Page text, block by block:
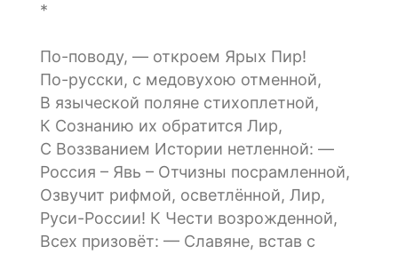
*
По-поводу, — откроем Ярых Пир!
По-русски, с медовухою отменной,
В языческой поляне стихоплетной,
К Сознанию их обратится Лир,
С Воззванием Истории нетленной: —
Россия – Явь – Отчизны посрамленной,
Озвучит рифмой, осветлённой, Лир,
Руси-России! К Чести возрожденной,
Всех призовёт: — Славяне, встав с